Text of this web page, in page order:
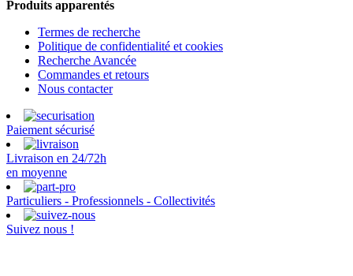
Produits apparentés
Termes de recherche
Politique de confidentialité et cookies
Recherche Avancée
Commandes et retours
Nous contacter
Paiement sécurisé
Livraison en 24/72h
en moyenne
Particuliers - Professionnels - Collectivités
Suivez nous !